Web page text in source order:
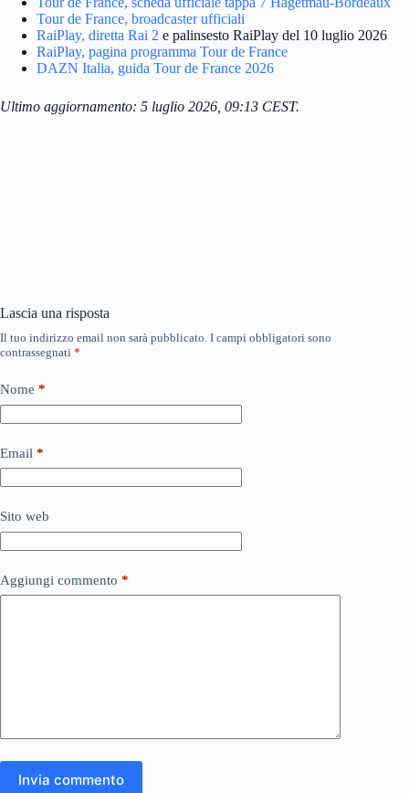
Tour de France, broadcaster ufficiali
RaiPlay, diretta Rai 2 e palinsesto RaiPlay del 10 luglio 2026
RaiPlay, pagina programma Tour de France
DAZN Italia, guida Tour de France 2026
Ultimo aggiornamento: 5 luglio 2026, 09:13 CEST.
Lascia una risposta
Il tuo indirizzo email non sarà pubblicato. I campi obbligatori sono
contrassegnati *
Nome *
Email *
Sito web
Aggiungi commento *
Invia commento